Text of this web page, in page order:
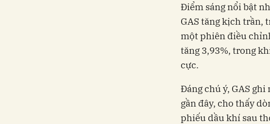
Điểm sáng nổi bật
GAS tăng kịch trần,
một phiên điều
tăng 3,93%, trong
cực.
Đáng chú ý, GAS
gần đây, cho thấy
phiếu dầu khí sau